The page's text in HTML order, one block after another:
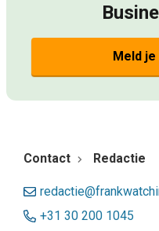
Meld
Contact Redactie
+31 30 200 1045